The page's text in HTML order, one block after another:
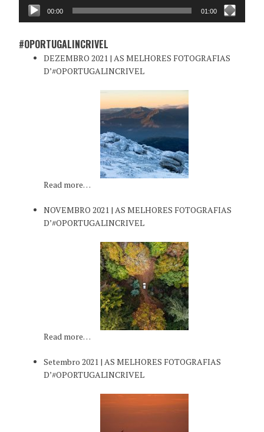
00:00 01:00
#OPORTUGALINCRIVEL
DEZEMBRO 2021 | AS MELHORES FOTOGRAFIAS
D’#OPORTUGALINCRIVEL
Read more…
NOVEMBRO 2021 | AS MELHORES FOTOGRAFIAS
D’#OPORTUGALINCRIVEL
Read more…
Setembro 2021 | AS MELHORES FOTOGRAFIAS
D’#OPORTUGALINCRIVEL